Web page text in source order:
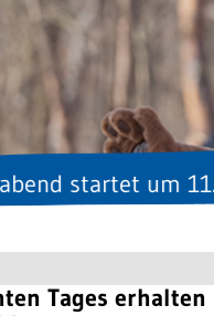
startet um 11.02
Tages erhalten